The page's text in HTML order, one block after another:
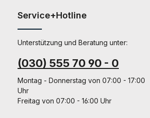
Service+Hotline
Unterstützung und Beratung unter:
(030) 555 70 90 - 0
Montag - Donnerstag von 07:00 - 17:00
Uhr
Freitag von 07:00 - 16:00 Uhr